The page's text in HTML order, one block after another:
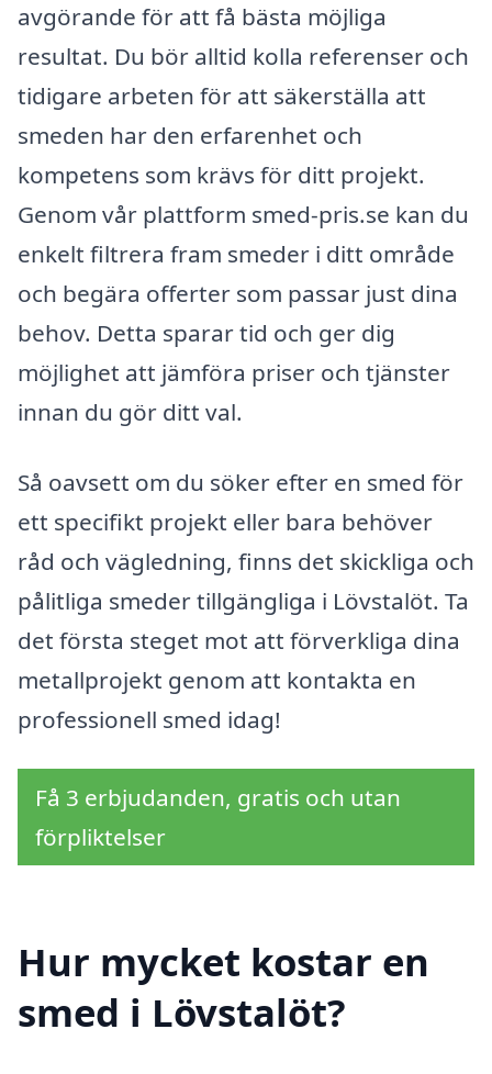
avgörande för att få bästa möjliga
resultat. Du bör alltid kolla referenser och
tidigare arbeten för att säkerställa att
smeden har den erfarenhet och
kompetens som krävs för ditt projekt.
Genom vår plattform smed-pris.se kan du
enkelt filtrera fram smeder i ditt område
och begära offerter som passar just dina
behov. Detta sparar tid och ger dig
möjlighet att jämföra priser och tjänster
innan du gör ditt val.
Så oavsett om du söker efter en smed för
ett specifikt projekt eller bara behöver
råd och vägledning, finns det skickliga och
pålitliga smeder tillgängliga i Lövstalöt. Ta
det första steget mot att förverkliga dina
metallprojekt genom att kontakta en
professionell smed idag!
Få 3 erbjudanden, gratis och utan
förpliktelser
Hur mycket kostar en
smed i Lövstalöt?